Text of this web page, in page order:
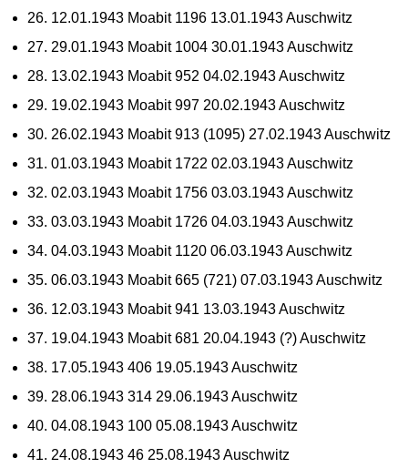
26. 12.01.1943 Moabit 1196 13.01.1943 Auschwitz
27. 29.01.1943 Moabit 1004 30.01.1943 Auschwitz
28. 13.02.1943 Moabit 952 04.02.1943 Auschwitz
29. 19.02.1943 Moabit 997 20.02.1943 Auschwitz
30. 26.02.1943 Moabit 913 (1095) 27.02.1943 Auschwitz
31. 01.03.1943 Moabit 1722 02.03.1943 Auschwitz
32. 02.03.1943 Moabit 1756 03.03.1943 Auschwitz
33. 03.03.1943 Moabit 1726 04.03.1943 Auschwitz
34. 04.03.1943 Moabit 1120 06.03.1943 Auschwitz
35. 06.03.1943 Moabit 665 (721) 07.03.1943 Auschwitz
36. 12.03.1943 Moabit 941 13.03.1943 Auschwitz
37. 19.04.1943 Moabit 681 20.04.1943 (?) Auschwitz
38. 17.05.1943 406 19.05.1943 Auschwitz
39. 28.06.1943 314 29.06.1943 Auschwitz
40. 04.08.1943 100 05.08.1943 Auschwitz
41. 24.08.1943 46 25.08.1943 Auschwitz